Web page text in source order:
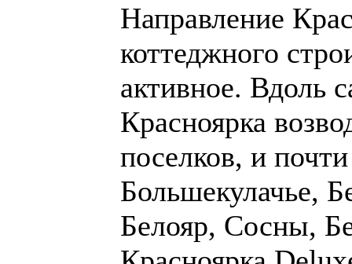
Направление
коттеджного
активное. Вдоль
Красноярка
поселков, и
Большекулачье,
Белояр, Сосны,